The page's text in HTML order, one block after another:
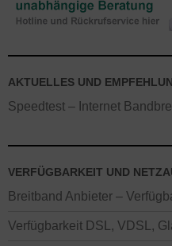
AKTUELLES UND
Speedtest – Internet
VERFÜGBARKEIT UND
Breitband Anbieter –
Verfügbarkeit DSL, VDSL,